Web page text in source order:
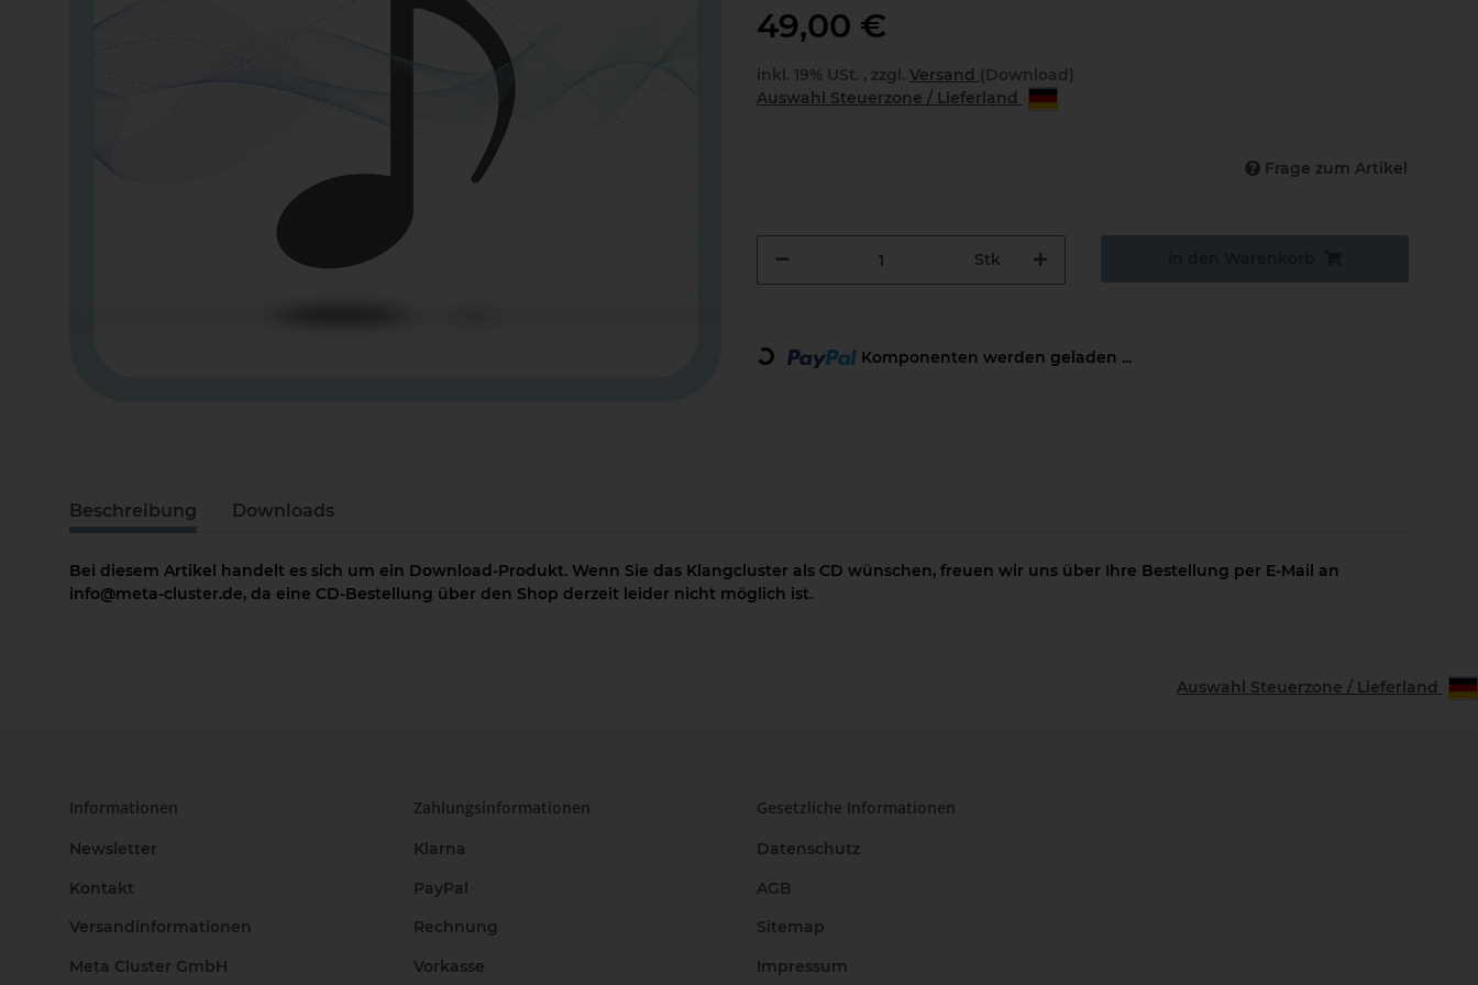
49,00 €
inkl. 19% USt. , zzgl. Versand (Download)
Auswahl Steuerzone / Lieferland
Frage zum Artikel
Stk
Loading... Komponenten werden geladen ...
Beschreibung Downloads
Bei diesem Artikel handelt es sich um ein Download-Produkt. Wenn Sie das Klangcluster als CD wünschen, freuen wir uns über Ihre Bestellung per E-Mail an
info@meta-cluster.de, da eine CD-Bestellung über den Shop derzeit leider nicht möglich ist.
Auswahl Steuerzone / Lieferland
Informationen
Newsletter
Kontakt
Versandinformationen
Meta Cluster GmbH
Zahlungsinformationen
Klarna
PayPal
Rechnung
Vorkasse
Gesetzliche Informationen
Datenschutz
AGB
Sitemap
Impressum